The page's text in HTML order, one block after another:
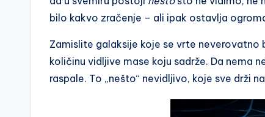
bilo kakvo zračenje – ali ipak ostavlja
Zamislite galaksije koje se vrte neverovatno
količinu vidljive mase koju sadrže. Da nema
raspale. To „nešto“ nevidljivo, koje sve drži